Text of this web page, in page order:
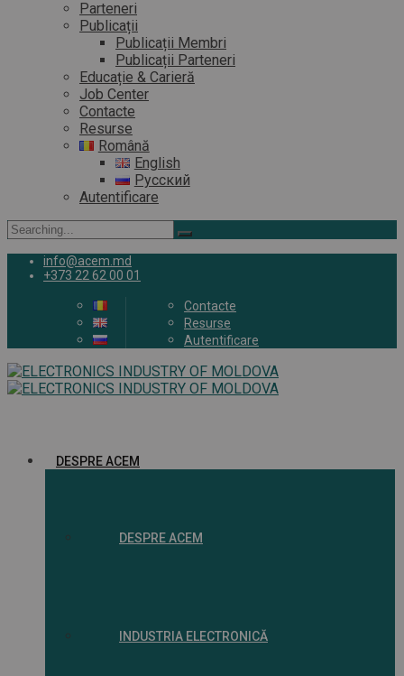
Parteneri
Publicații
Publicații Membri
Publicații Parteneri
Educație & Carieră
Job Center
Contacte
Resurse
Română
English
Русский
Autentificare
Search
for:
info@acem.md
+373 22 62 00 01
Contacte
Resurse
Autentificare
DESPRE ACEM
DESPRE ACEM
INDUSTRIA ELECTRONICĂ